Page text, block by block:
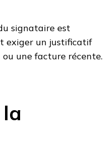
signataire est
exiger un justificatif
ou une facture récente.